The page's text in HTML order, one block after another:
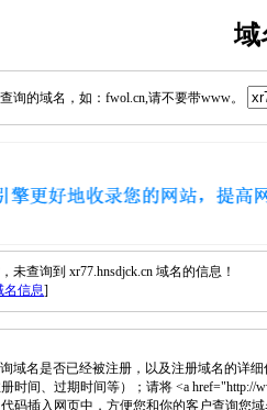
域
询的域名，如：fwol.cn,请不要带www。
未查询到 xr77.hnsdjck.cn 域名的信息！
名信息]
域名是否已经被注册，以及注册域名的详
时间、过期时间等）；请将 <a href="http://
码插入网页中，方便您和你的客户查询您